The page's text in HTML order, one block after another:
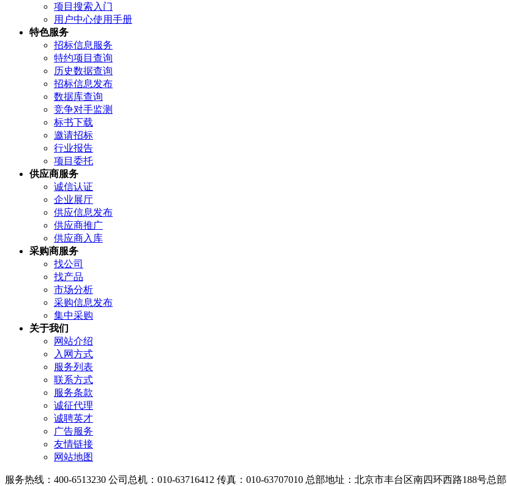
项目搜索入门
用户中心使用手册
特色服务
招标信息服务
特约项目查询
历史数据查询
招标信息发布
数据库查询
竞争对手监测
标书下载
邀请招标
行业报告
项目委托
供应商服务
诚信认证
企业展厅
供应信息发布
供应商推广
供应商入库
采购商服务
找公司
找产品
市场分析
采购信息发布
集中采购
关于我们
网站介绍
入网方式
服务列表
联系方式
服务条款
诚征代理
诚聘英才
广告服务
友情链接
网站地图
服务热线：400-6513230 公司总机：010-63716412 传真：010-63707010 总部地址：北京市丰台区南四环西路188号总